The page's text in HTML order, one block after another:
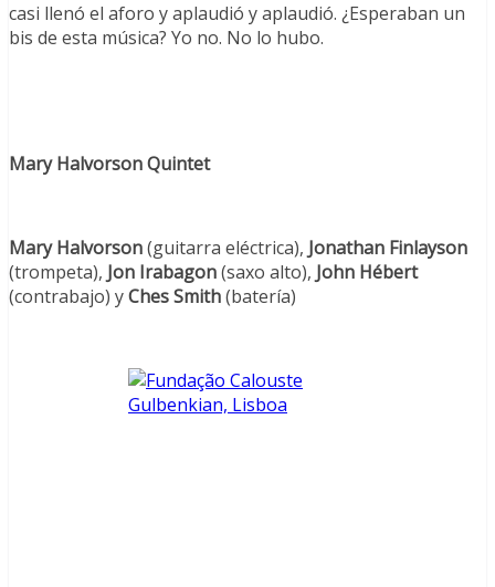
casi llenó el aforo y aplaudió y aplaudió. ¿Esperaban un
bis de esta música? Yo no. No lo hubo.
Mary Halvorson Quintet
Mary Halvorson(guitarra eléctrica), Jonathan Finlayson
(trompeta), Jon Irabagon(saxo alto), John Hébert
(contrabajo) yChes Smith(batería)